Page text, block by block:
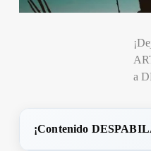
a
¡Contenido